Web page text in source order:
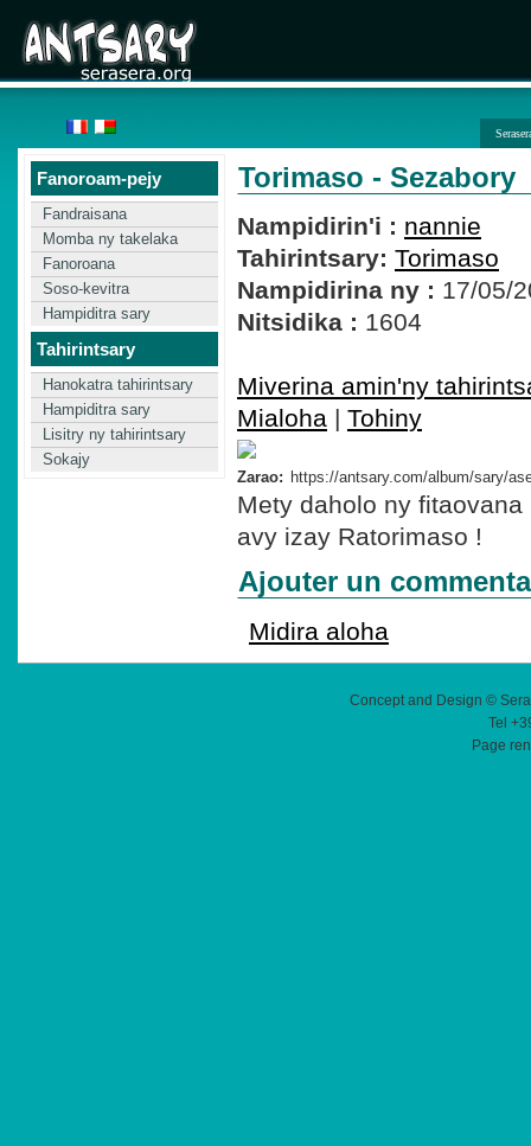
Fanoroam-pejy
Fandraisana
Momba ny takelaka
Fanoroana
Soso-kevitra
Hampiditra sary
Tahirintsary
Hanokatra tahirintsary
Hampiditra sary
Lisitry ny tahirintsary
Sokajy
Torimaso - Sezabory
Nampidirin'i : nannie
Tahirintsary: Torimaso
Nampidirina ny : 17/05/
Nitsidika : 1604
Miverina amin'ny
Mialoha | Tohiny
Zarao:
Mety daholo ny
avy izay Ratorimaso !
Ajouter un
Midira aloha
Concept and Design ©
Tel
Page